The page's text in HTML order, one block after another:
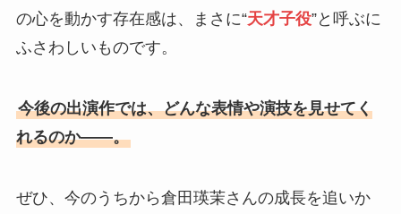
の心を動かす存在感は、まさに“天才子役”と呼ぶに
ふさわしいものです。
今後の出演作では、どんな表情や演技を見せてく
れるのか――。
ぜひ、今のうちから倉田瑛茉さんの成長を追いか